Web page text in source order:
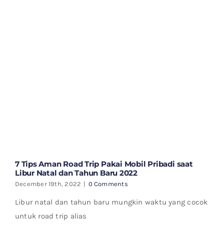
7 Tips Aman Road Trip Pakai Mobil Pribadi saat
Libur Natal dan Tahun Baru 2022
December 19th, 2022 | 0 Comments
Libur natal dan tahun baru mungkin waktu yang cocok
untuk road trip alias